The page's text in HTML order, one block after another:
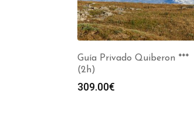
Guía Privado Quiberon ***
(2h)
309.00€